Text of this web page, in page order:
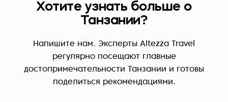
Хотите узнать больше о
Танзании?
Напишите нам. Эксперты Altezza Travel
регулярно посещают главные
достопримечательности Танзании и готовы
поделиться рекомендациями.